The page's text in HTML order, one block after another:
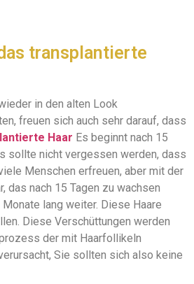
transplantierte
in den alten Look
freuen sich auch sehr darauf, dass
Haar Es beginnt nach 15
sollte nicht vergessen werden, dass
Menschen erfreuen, aber mit der
das nach 15 Tagen zu wachsen
lang weiter. Diese Haare
Diese Verschüttungen werden
der mit Haarfollikeln
Sie sollten sich also keine